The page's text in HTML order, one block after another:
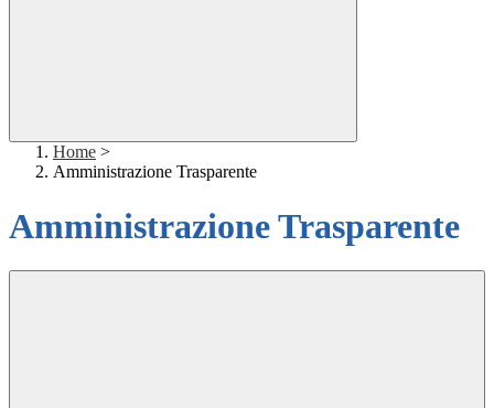
Home >
Amministrazione Trasparente
Amministrazione Trasparente